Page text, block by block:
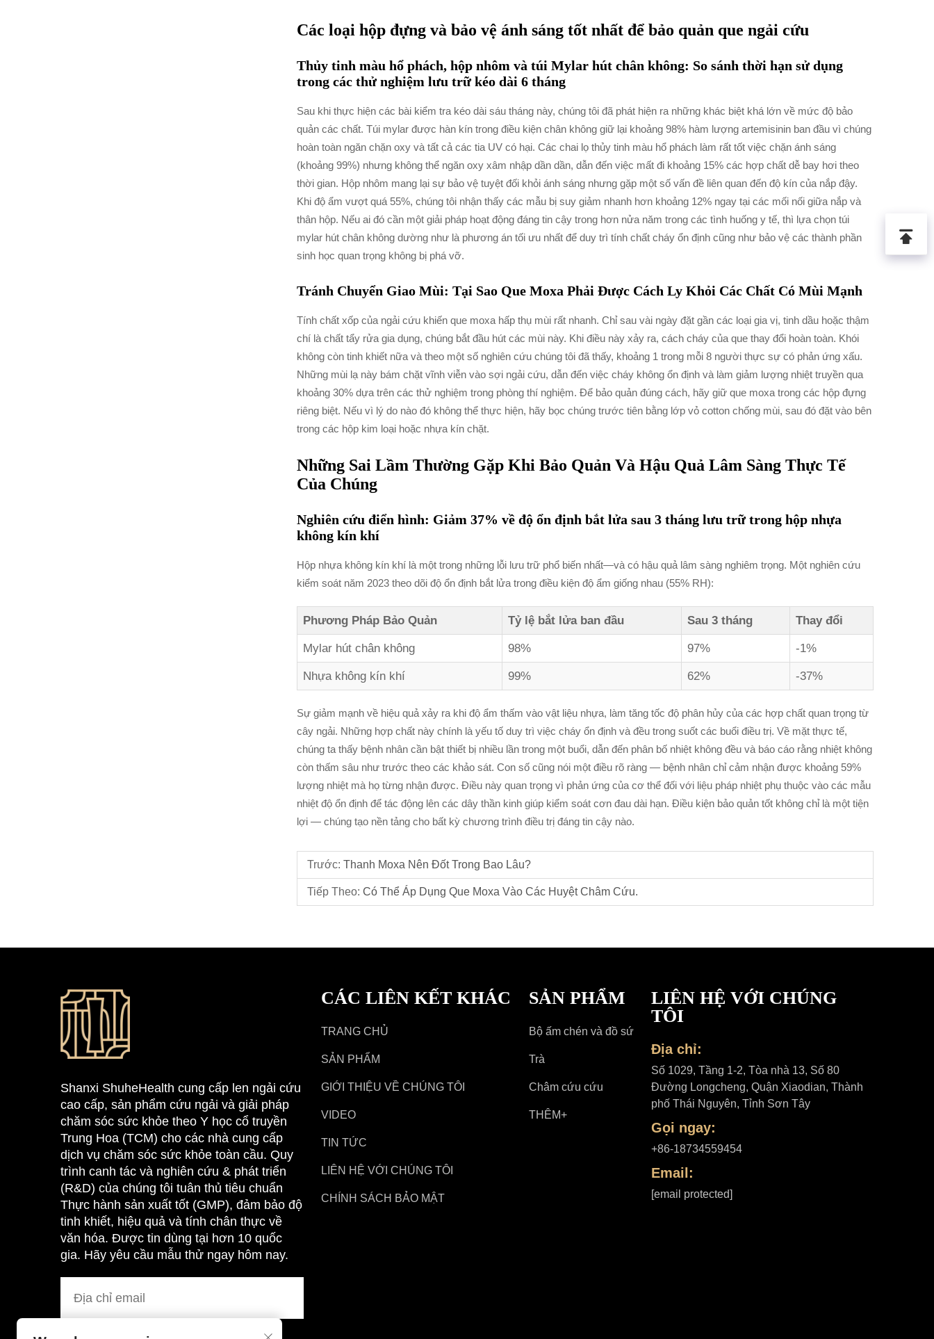
Các loại hộp đựng và bảo vệ ánh sáng tốt nhất để bảo quản que ngải cứu
Thủy tinh màu hổ phách, hộp nhôm và túi Mylar hút chân không: So sánh thời hạn sử dụng
trong các thử nghiệm lưu trữ kéo dài 6 tháng
Sau khi thực hiện các bài kiểm tra kéo dài sáu tháng này, chúng tôi đã phát hiện ra những khác biệt khá lớn về mức độ bảo
quản các chất. Túi mylar được hàn kín trong điều kiện chân không giữ lại khoảng 98% hàm lượng artemisinin ban đầu vì chúng
hoàn toàn ngăn chặn oxy và tất cả các tia UV có hại. Các chai lọ thủy tinh màu hổ phách làm rất tốt việc chặn ánh sáng
(khoảng 99%) nhưng không thể ngăn oxy xâm nhập dần dần, dẫn đến việc mất đi khoảng 15% các hợp chất dễ bay hơi theo
thời gian. Hộp nhôm mang lại sự bảo vệ tuyệt đối khỏi ánh sáng nhưng gặp một số vấn đề liên quan đến độ kín của nắp đậy.
Khi độ ẩm vượt quá 55%, chúng tôi nhận thấy các mẫu bị suy giảm nhanh hơn khoảng 12% ngay tại các mối nối giữa nắp và
thân hộp. Nếu ai đó cần một giải pháp hoạt động đáng tin cậy trong hơn nửa năm trong các tình huống y tế, thì lựa chọn túi
mylar hút chân không dường như là phương án tối ưu nhất để duy trì tính chất cháy ổn định cũng như bảo vệ các thành phần
sinh học quan trọng không bị phá vỡ.
Tránh Chuyển Giao Mùi: Tại Sao Que Moxa Phải Được Cách Ly Khỏi Các Chất Có Mùi Mạnh
Tính chất xốp của ngải cứu khiến que moxa hấp thụ mùi rất nhanh. Chỉ sau vài ngày đặt gần các loại gia vị, tinh dầu hoặc thậm
chí là chất tẩy rửa gia dụng, chúng bắt đầu hút các mùi này. Khi điều này xảy ra, cách cháy của que thay đổi hoàn toàn. Khói
không còn tinh khiết nữa và theo một số nghiên cứu chúng tôi đã thấy, khoảng 1 trong mỗi 8 người thực sự có phản ứng xấu.
Những mùi lạ này bám chặt vĩnh viễn vào sợi ngải cứu, dẫn đến việc cháy không ổn định và làm giảm lượng nhiệt truyền qua
khoảng 30% dựa trên các thử nghiệm trong phòng thí nghiệm. Để bảo quản đúng cách, hãy giữ que moxa trong các hộp đựng
riêng biệt. Nếu vì lý do nào đó không thể thực hiện, hãy bọc chúng trước tiên bằng lớp vỏ cotton chống mùi, sau đó đặt vào bên
trong các hộp kim loại hoặc nhựa kín chặt.
Những Sai Lầm Thường Gặp Khi Bảo Quản Và Hậu Quả Lâm Sàng Thực Tế
Của Chúng
Nghiên cứu điển hình: Giảm 37% về độ ổn định bắt lửa sau 3 tháng lưu trữ trong hộp nhựa
không kín khí
Hộp nhựa không kín khí là một trong những lỗi lưu trữ phổ biến nhất—và có hậu quả lâm sàng nghiêm trọng. Một nghiên cứu
kiểm soát năm 2023 theo dõi độ ổn định bắt lửa trong điều kiện độ ẩm giống nhau (55% RH):
Phương Pháp Bảo Quản Tỷ lệ bắt lửa ban đầu Sau 3 tháng Thay đổi
Mylar hút chân không 98% 97% -1%
Nhựa không kín khí 99% 62% -37%
Sự giảm mạnh về hiệu quả xảy ra khi độ ẩm thấm vào vật liệu nhựa, làm tăng tốc độ phân hủy của các hợp chất quan trọng từ
cây ngải. Những hợp chất này chính là yếu tố duy trì việc cháy ổn định và đều trong suốt các buổi điều trị. Về mặt thực tế,
chúng ta thấy bệnh nhân cần bật thiết bị nhiều lần trong một buổi, dẫn đến phân bố nhiệt không đều và báo cáo rằng nhiệt không
còn thấm sâu như trước theo các khảo sát. Con số cũng nói một điều rõ ràng — bệnh nhân chỉ cảm nhận được khoảng 59%
lượng nhiệt mà họ từng nhận được. Điều này quan trọng vì phản ứng của cơ thể đối với liệu pháp nhiệt phụ thuộc vào các mẫu
nhiệt độ ổn định để tác động lên các dây thần kinh giúp kiểm soát cơn đau dài hạn. Điều kiện bảo quản tốt không chỉ là một tiện
lợi — chúng tạo nền tảng cho bất kỳ chương trình điều trị đáng tin cậy nào.
Trước: Thanh Moxa Nên Đốt Trong Bao Lâu?
Tiếp Theo: Có Thể Áp Dụng Que Moxa Vào Các Huyệt Châm Cứu.
Shanxi ShuheHealth cung cấp len ngải cứu
cao cấp, sản phẩm cứu ngải và giải pháp
chăm sóc sức khỏe theo Y học cổ truyền
Trung Hoa (TCM) cho các nhà cung cấp
dịch vụ chăm sóc sức khỏe toàn cầu. Quy
trình canh tác và nghiên cứu & phát triển
(R&D) của chúng tôi tuân thủ tiêu chuẩn
Thực hành sản xuất tốt (GMP), đảm bảo độ
tinh khiết, hiệu quả và tính chân thực về
văn hóa. Được tin dùng tại hơn 10 quốc
gia. Hãy yêu cầu mẫu thử ngay hôm nay.
CÁC LIÊN KẾT KHÁC
TRANG CHỦ
SẢN PHẨM
GIỚI THIỆU VỀ CHÚNG TÔI
VIDEO
TIN TỨC
LIÊN HỆ VỚI CHÚNG TÔI
CHÍNH SÁCH BẢO MẬT
SẢN PHẨM
Bộ ấm chén và đồ sứ
Trà
Châm cứu cứu
THÊM+
LIÊN HỆ VỚI CHÚNG
TÔI
Địa chỉ:
Số 1029, Tầng 1-2, Tòa nhà 13, Số 80
Đường Longcheng, Quận Xiaodian, Thành
phố Thái Nguyên, Tỉnh Sơn Tây
Gọi ngay:
+86-18734559454
Email:
[email protected]